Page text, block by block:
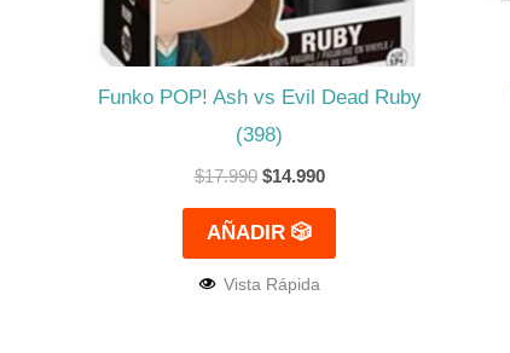
Funko POP! Ash vs Evil Dead Ruby
(398)
$17.990 $14.990
AÑADIR 🎲
Vista Rápida